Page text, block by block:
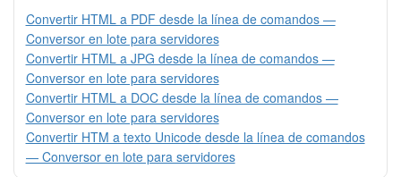
Convertir HTML a PDF desde la línea de comandos —
Conversor en lote para servidores
Convertir HTML a JPG desde la línea de comandos —
Conversor en lote para servidores
Convertir HTML a DOC desde la línea de comandos —
Conversor en lote para servidores
Convertir HTM a texto Unicode desde la línea de comandos
— Conversor en lote para servidores